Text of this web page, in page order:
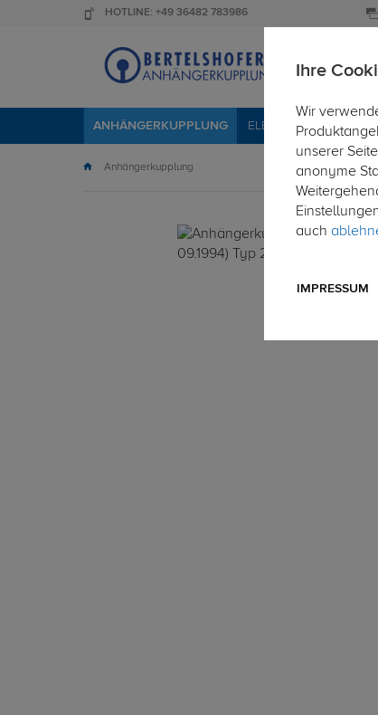
HOTLINE: +49 36482 783986
ANHÄNGERKUPPLUNG ELEKTROSÄTZE
Anhängerkupplung
Ihre
Wir
unserer
anonyme
auch
IMPRESSUM